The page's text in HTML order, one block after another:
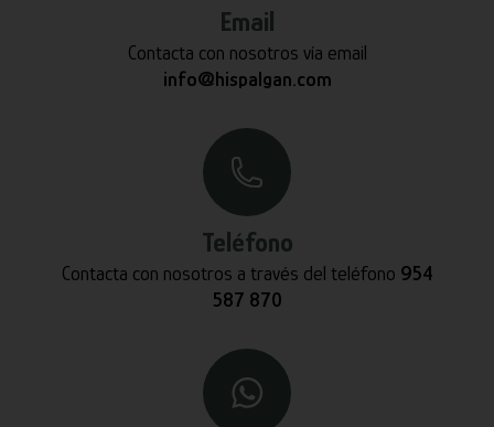
Email
Contacta con nosotros vía email
info@hispalgan.com
Teléfono
Contacta con nosotros a través del teléfono 954
587 870